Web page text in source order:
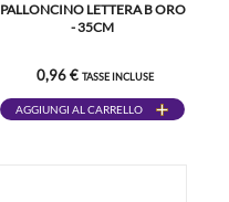
PALLONCINO LETTERA B ORO
- 35CM
0,96 € TASSE INCLUSE
AGGIUNGI AL CARRELLO